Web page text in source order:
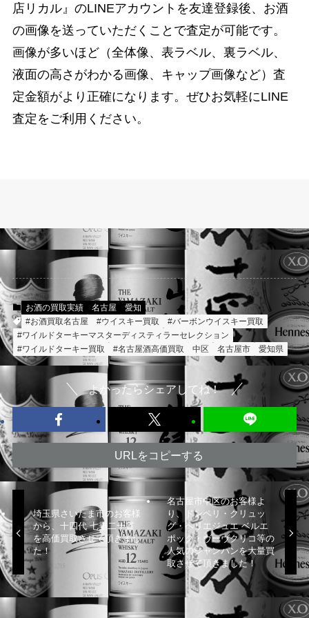
店リカル』のLINEアカウントを友達登録後、お酒
の画像を送っていただくことで査定が可能です。
画像が多いほど（全体像、表ラベル、裏ラベル、
液面の高さがわかる画像、キャップ画像など）査
定金額がより正確になります。ぜひお気軽にLINE
査定をご利用ください。
お酒の買取実績 名古屋
愛知
#お酒買取名古屋
#ウイスキー買取
#バーボンウイスキー買取
#ワイルドターキーマスターディスティラーセレクション
#ワイルドターキー買取
#名古屋酒高価買取 中区 名古屋市 愛知県
よかったらシェアしてね！
URLをコピーする
埼玉県さいたま市のお客様
から、十四代 七垂二十貫
を高価買取させて頂きまし
た！
名古屋市中区のお客様よ
り、ドンペリ・クリュッ
グ・ペリエジュエ ベルエ
ポック・ヴーヴクリコ等の
人気のシャンパンを大量買
取させて頂きました！